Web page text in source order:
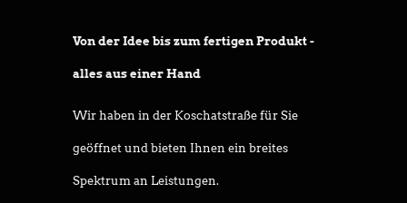
Von der Idee bis zum fertigen Produkt -
alles aus einer Hand
Wir haben in der Koschatstraße für Sie
geöffnet und bieten Ihnen ein breites
Spektrum an Leistungen.